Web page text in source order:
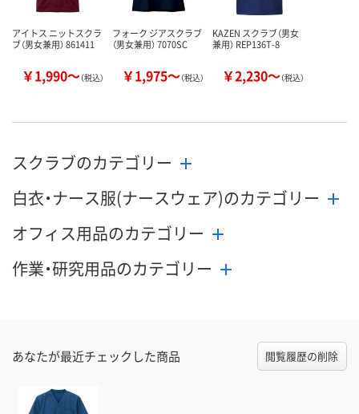
アイトス ニットスクラ
ブ（男女兼用） 861411
￥1,990～（税込）
フォーク ジアスクラブ
（男女兼用） 7070SC
￥1,975～（税込）
KAZEN スクラブ（男女
兼用） REP136T-8
￥2,230～（税込）
スクラブのカテゴリー
白衣・ナース服(ナースウェア)のカテゴリー
オフィス用品のカテゴリー
作業・研究用品のカテゴリー
あなたが最近チェックした商品 閲覧履歴の削除